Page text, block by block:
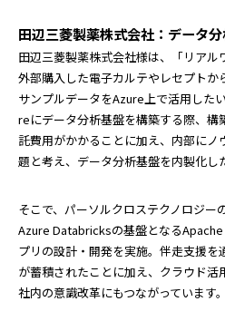
田辺三菱製薬株式会社：データ
田辺三菱製薬株式会社様は、「リアル
外部購入した電子カルテやレセプトか
サンプルデータをAzure上で活用した
reにデータ分析基盤を構築する際、構
託費用がかかることに加え、内部に
題と考え、データ分析基盤を内製化し
そこで、パーソルクロステクノロジー
Azure Databricksの基盤となる
プリの設計・開発を実施。伴走支援
が蓄積されたことに加え、クラウド活
社内の意識改革にもつながっています。